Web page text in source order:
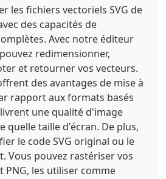
les fichiers vectoriels SVG de
des capacités de
Avec notre éditeur
redimensionner,
et retourner vos vecteurs.
des avantages de mise à
rapport aux formats basés
une qualité d'image
quelle taille d'écran. De plus,
le code SVG original ou le
Vous pouvez rastériser vos
les utiliser comme